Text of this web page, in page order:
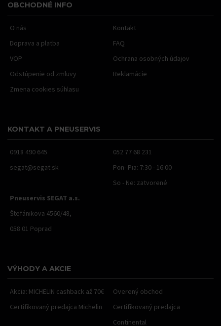
OBCHODNÉ INFO
O nás
Kontakt
Doprava a platba
FAQ
VOP
Ochrana osobných údajov
Odstúpenie od zmluvy
Reklamácie
Zmena cookies súhlasu
KONTAKT A PNEUSERVIS
0918 490 645
052 77 68 231
segat@segat.sk
Pon- Pia: 7:30 - 16:00
So - Ne: zatvorené
Pneuservis SEGAT a.s.
Štefánikova 4560/48,
058 01 Poprad
VÝHODY A AKCIE
Akcia: MICHELIN cashback až 70€
Overený obchod
Certifikovaný predajca Michelin
Certifikovaný predajca
Continental